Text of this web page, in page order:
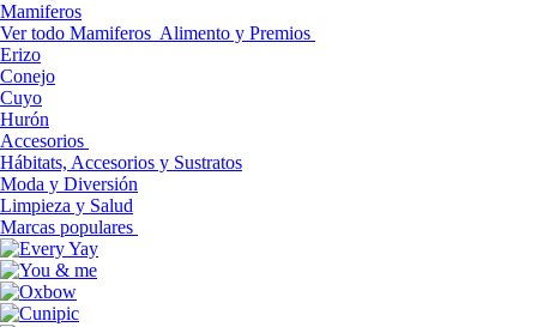
Mamiferos
Ver todo Mamiferos Alimento y Premios
Erizo
Conejo
Cuyo
Hurón
Accesorios
Hábitats, Accesorios y Sustratos
Moda y Diversión
Limpieza y Salud
Marcas populares